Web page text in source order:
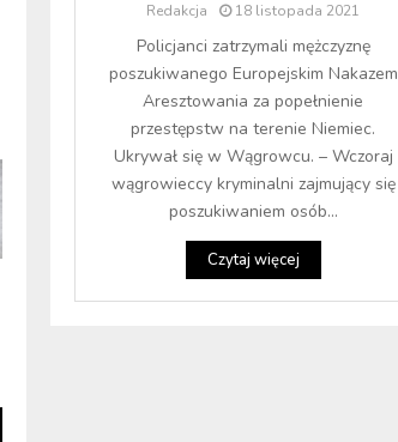
Redakcja 18 listopada 2021
Policjanci zatrzymali mężczyznę
poszukiwanego Europejskim Nakazem
Aresztowania za popełnienie
przestępstw na terenie Niemiec.
Ukrywał się w Wągrowcu. – Wczoraj
wągrowieccy kryminalni zajmujący się
poszukiwaniem osób...
Czytaj więcej